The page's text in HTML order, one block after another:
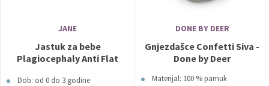
JANE
Jastuk za bebe
Plagiocephaly Anti Flat
Dob: od 0 do 3 godine
DONE BY DEER
Gnjezdašce Confetti Siva -
Done by Deer
Materijal: 100 % pamuk